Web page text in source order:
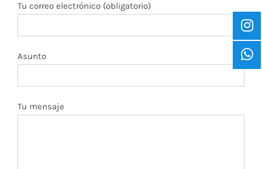
Tu correo electrónico (obligatorio)
Asunto
Tu mensaje